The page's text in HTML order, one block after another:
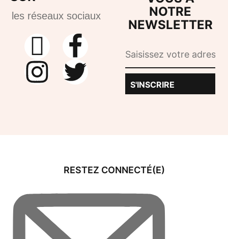
Choix des options
50,00
les réseaux sociaux
NOTRE
NEWSLETTER
S'INSCRIRE
RESTEZ CONNECTÉ(E)